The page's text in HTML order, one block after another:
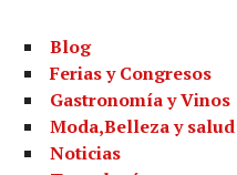
Blog
Ferias y Congresos
Gastronomía y Vinos
Moda,Belleza y salud
Noticias